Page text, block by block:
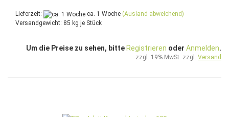
Lieferzeit: ca. 1 Woche (Ausland abweichend)
Versandgewicht: 85 kg je Stück
Um die Preise zu sehen, bitte Registrieren oder Anmelden.
zzgl. 19% MwSt. zzgl. Versand